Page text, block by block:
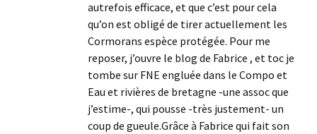
autrefois efficace, et que c’est pour cela
qu’on est obligé de tirer actuellement les
Cormorans espèce protégée. Pour me
reposer, j’ouvre le blog de Fabrice , et toc je
tombe sur FNE engluée dans le Compo et
Eau et rivières de bretagne -une assoc que
j’estime-, qui pousse -très justement- un
coup de gueule.Grâce à Fabrice qui fait son